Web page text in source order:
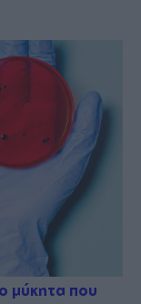
μύκητα που